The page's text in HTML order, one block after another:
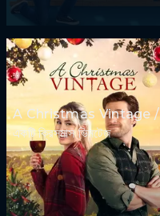
A Christmas Vintage /
একটি ক্রিসমাস ভিনটেজ